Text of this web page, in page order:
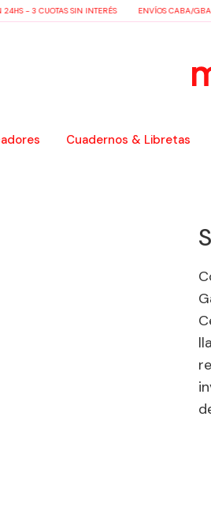
- 3 CUOTAS SIN INTERÉS ENVÍOS CABA/GBA
Cuadernos & Libretas